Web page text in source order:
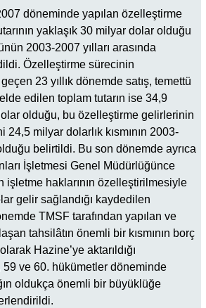
döneminde yapılan özelleştirme
yaklaşık 30 milyar dolar olduğu
2003-2007 yılları arasında
Özelleştirme sürecinin
23 yıllık dönemde satış, temettü
edilen toplam tutarın ise 34,9
olduğu, bu özelleştirme gelirlerinin
24,5 milyar dolarlık kısmının 2003-
belirtildi. Bu son dönemde ayrıca
İşletmesi Genel Müdürlüğünce
işletme haklarının özelleştirilmesiyle
gelir sağlandığı kaydedilen
TMSF tarafından yapılan ve
tahsilâtın önemli bir kısmının borç
Hazine’ye aktarıldığı
ve 60. hükümetler döneminde
oldukça önemli bir büyüklüğe